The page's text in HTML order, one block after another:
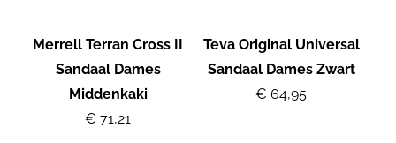
Merrell Terran Cross II
Sandaal Dames
Middenkaki
€ 71,21
Teva Original Universal
Sandaal Dames Zwart
€ 64,95